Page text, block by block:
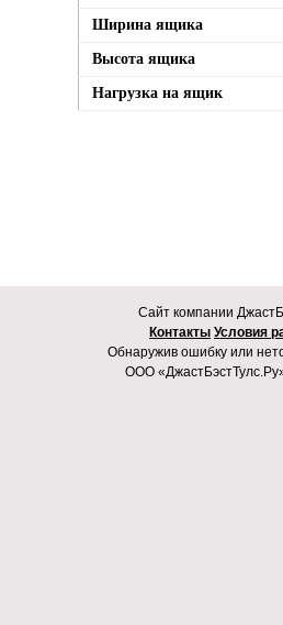
Ширина ящика
Высота ящика
Нагрузка на ящик
Cайт компании
Контакты Условия
Обнаружив ошибку или
ООО